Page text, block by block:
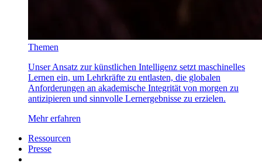
Themen
Unser Ansatz zur künstlichen Intelligenz setzt maschinelles
Lernen ein, um Lehrkräfte zu entlasten, die globalen
Anforderungen an akademische Integrität von morgen zu
antizipieren und sinnvolle Lernergebnisse zu erzielen.
Mehr erfahren
Ressourcen
Presse